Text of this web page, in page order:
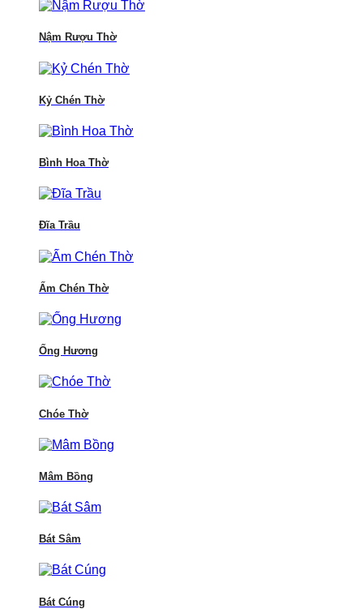
Nậm Rượu Thờ
Kỷ Chén Thờ
Bình Hoa Thờ
Đĩa Trầu
Ấm Chén Thờ
Ống Hương
Chóe Thờ
Mâm Bồng
Bát Sâm
Bát Cúng